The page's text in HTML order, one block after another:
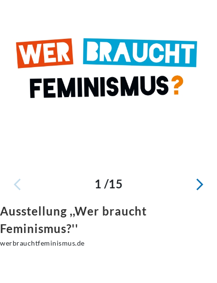
1 /15
Ausstellung ,,Wer braucht
Feminismus?''
werbrauchtfeminismus.de